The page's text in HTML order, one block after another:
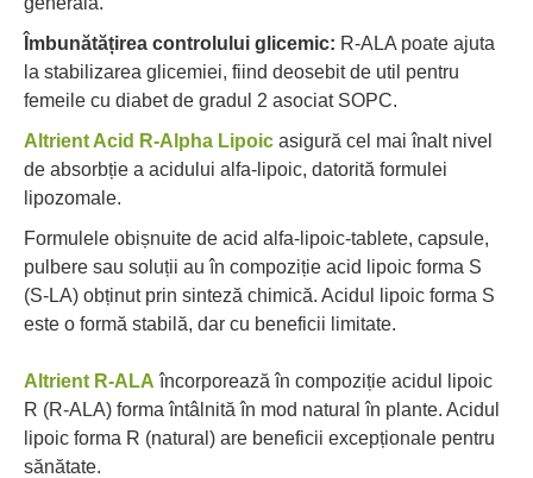
Îmbunătățirea controlului glicemic: R-ALA poate ajuta
la stabilizarea glicemiei, fiind deosebit de util pentru
femeile cu diabet de gradul 2 asociat SOPC.
Altrient Acid R-Alpha Lipoic asigură cel mai înalt nivel
de absorbție a acidului alfa-lipoic, datorită formulei
lipozomale.
Formulele obișnuite de acid alfa-lipoic-tablete, capsule,
pulbere sau soluții au în compoziție acid lipoic forma S
(S-LA) obținut prin sinteză chimică. Acidul lipoic forma S
este o formă stabilă, dar cu beneficii limitate.
Altrient R-ALA încorporează în compoziție acidul lipoic
R (R-ALA) forma întâlnită în mod natural în plante. Acidul
lipoic forma R (natural) are beneficii excepționale pentru
sănătate.